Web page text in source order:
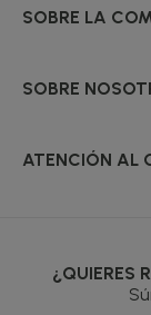
SOBRE LA
SOBRE
ATENCIÓN AL
¿QUIERES